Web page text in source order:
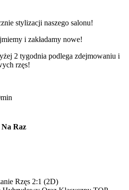
stylizacji naszego salonu!
i zakładamy nowe!
2 tygodnia podlega zdejmowaniu i
rzęs!
Raz
Rzęs 2:1 (2D)